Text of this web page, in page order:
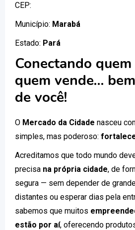
CEP:
Município: Marabá
Estado: Pará
Conectando
quem vende…
de você!
O Mercado da Cidade nasceu
simples, mas poderoso:
Acreditamos que todo mundo
precisa na própria cidade, de
segura — sem depender de
distantes ou esperar dias pela
sabemos que muitos
estão por aí, oferecendo